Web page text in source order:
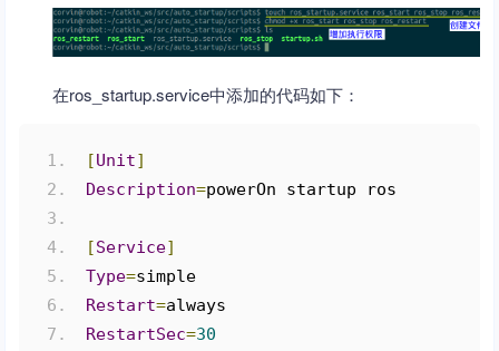
在ros_startup.service中添加的代码如下：
[Unit]
Description=powerOn startup ros
[Service]
Type=simple
Restart=always
RestartSec=30